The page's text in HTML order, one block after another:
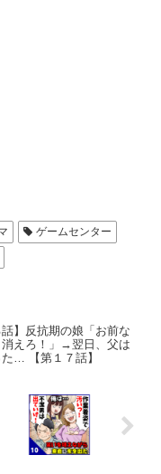
ゲームセンター
話】反抗期の娘「お前な
消えろ！」→翌日、父は
… 【第１７話】